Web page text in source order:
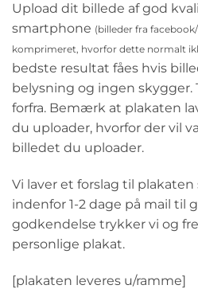
Upload dit billede af god
smartphone (billeder fra
komprimeret, hvorfor dette normalt
bedste resultat fåes hvis
belysning og ingen skygger.
forfra. Bemærk at plakaten
du uploader, hvorfor der vil
billedet du uploader.
Vi laver et forslag til
indenfor 1-2 dage på mail til
godkendelse trykker vi og
personlige plakat.
[plakaten leveres u/ramme]